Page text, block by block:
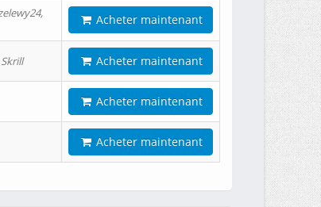
Acheter maintenant
Acheter maintenant
Acheter maintenant
Acheter maintenant